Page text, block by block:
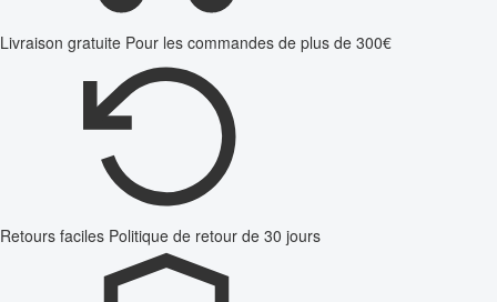
Livraison gratuite Pour les commandes de plus de 300€
Retours faciles Politique de retour de 30 jours